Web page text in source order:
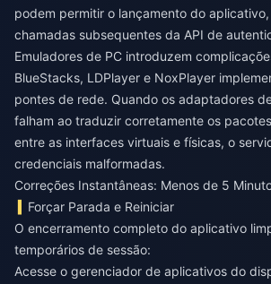
podem permitir o lançamento do
chamadas subsequentes da API de
Emuladores de PC introduzem
BlueStacks, LDPlayer e NoxPlayer
pontes de rede. Quando os adaptadores
falham ao traduzir corretamente os
entre as interfaces virtuais e físicas, o
credenciais malformadas.
Correções Instantâneas: Menos de 5
Forçar Parada e Reiniciar
O encerramento completo do aplicativo
temporários de sessão:
Acesse o gerenciador de aplicativos do